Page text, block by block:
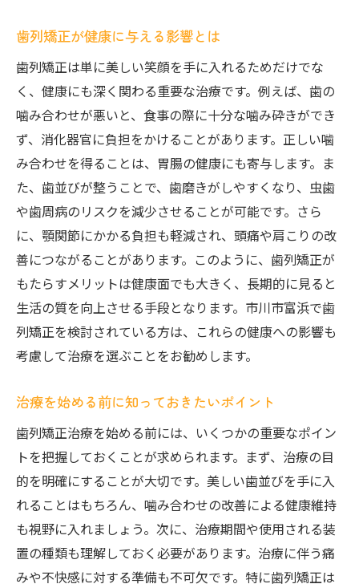
市川市富浜での成功事例から学ぶ
矯正方法の選択が未来に与える影響
将来を見据えた安心の治療法選び
歯列矯正が健康に与える影響とは
歯列矯正は単に美しい笑顔を手に入れるためだけでな
く、健康にも深く関わる重要な治療です。例えば、歯の
噛み合わせが悪いと、食事の際に十分な噛み砕きができ
ず、消化器官に負担をかけることがあります。正しい噛
み合わせを得ることは、胃腸の健康にも寄与します。ま
た、歯並びが整うことで、歯磨きがしやすくなり、虫歯
や歯周病のリスクを減少させることが可能です。さら
に、顎関節にかかる負担も軽減され、頭痛や肩こりの改
善につながることがあります。このように、歯列矯正が
もたらすメリットは健康面でも大きく、長期的に見ると
生活の質を向上させる手段となります。市川市富浜で歯
列矯正を検討されている方は、これらの健康への影響も
考慮して治療を選ぶことをお勧めします。
治療を始める前に知っておきたいポイント
歯列矯正治療を始める前には、いくつかの重要なポイン
トを把握しておくことが求められます。まず、治療の目
的を明確にすることが大切です。美しい歯並びを手に入
れることはもちろん、噛み合わせの改善による健康維持
も視野に入れましょう。次に、治療期間や使用される装
置の種類も理解しておく必要があります。治療に伴う痛
みや不快感に対する準備も不可欠です。特に歯列矯正は